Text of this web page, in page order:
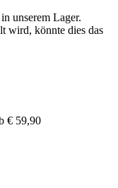
unserem Lager.
wird, könnte dies das
€ 59,90